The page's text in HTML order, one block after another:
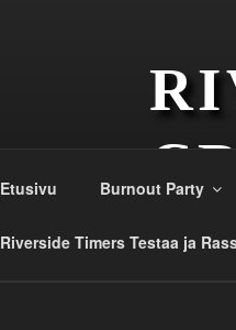
Etusivu Burnout Party
Riverside Timers Testaa ja